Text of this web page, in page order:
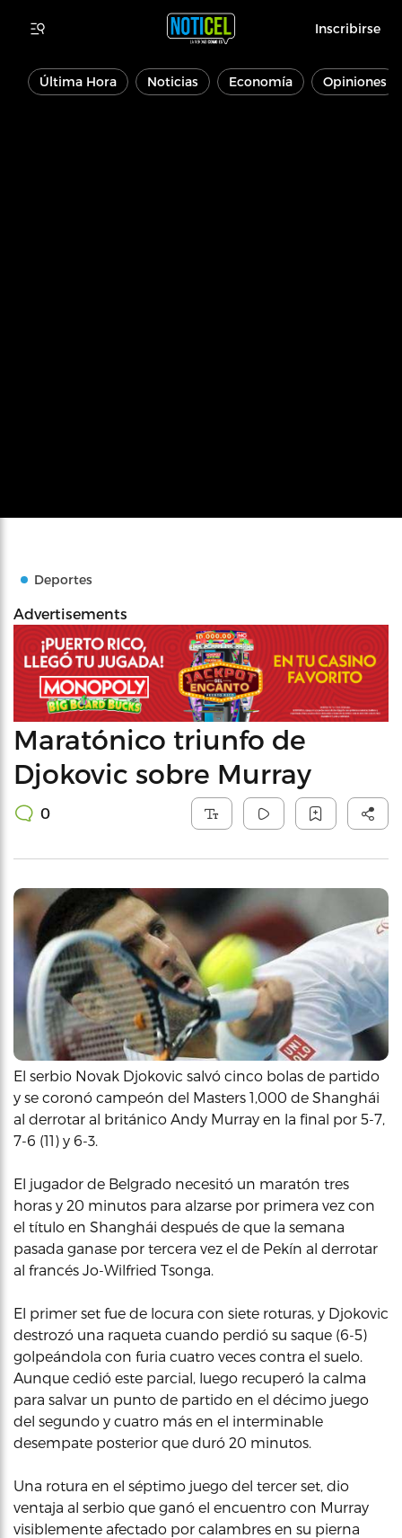
Inscribirse
Última Hora Noticias Economía Opiniones
Deportes
Advertisements
Maratónico triunfo de
Djokovic sobre Murray
0
El serbio Novak Djokovic salvó cinco bolas de partido
y se coronó campeón del Masters 1,000 de Shanghái
al derrotar al británico Andy Murray en la final por 5-7,
7-6 (11) y 6-3.
El jugador de Belgrado necesitó un maratón tres
horas y 20 minutos para alzarse por primera vez con
el título en Shanghái después de que la semana
pasada ganase por tercera vez el de Pekín al derrotar
al francés Jo-Wilfried Tsonga.
El primer set fue de locura con siete roturas, y Djokovic
destrozó una raqueta cuando perdió su saque (6-5)
golpeándola con furia cuatro veces contra el suelo.
Aunque cedió este parcial, luego recuperó la calma
para salvar un punto de partido en el décimo juego
del segundo y cuatro más en el interminable
desempate posterior que duró 20 minutos.
Una rotura en el séptimo juego del tercer set, dio
ventaja al serbio que ganó el encuentro con Murray
visiblemente afectado por calambres en su pierna